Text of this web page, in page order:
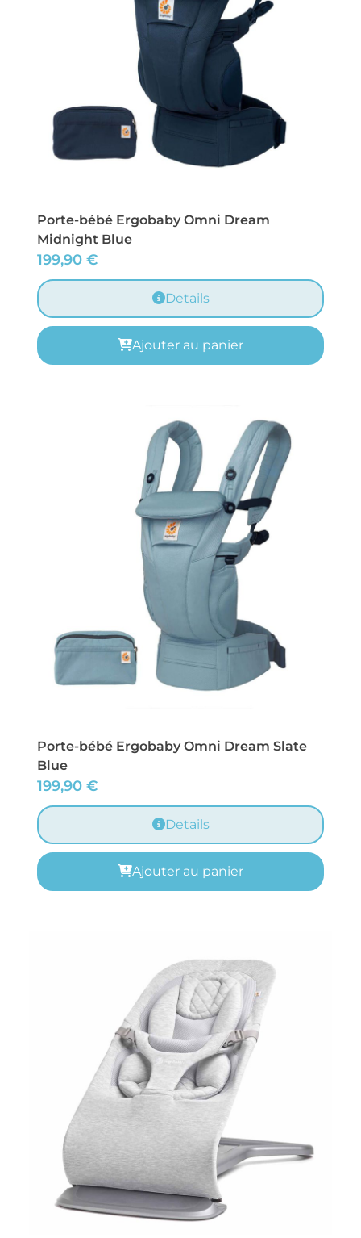
Porte-bébé Ergobaby Omni Dream
Midnight Blue
199,90 €
Details
Ajouter au panier
Porte-bébé Ergobaby Omni Dream Slate
Blue
199,90 €
Details
Ajouter au panier